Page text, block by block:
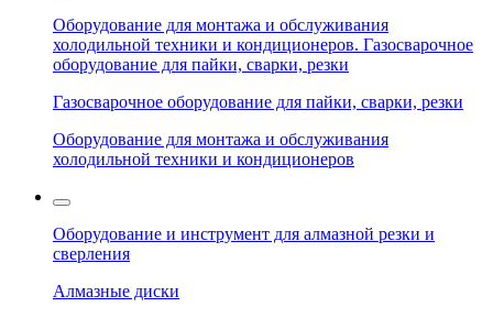
Оборудование для монтажа и обслуживания
холодильной техники и кондиционеров. Газосварочное
оборудование для пайки, сварки, резки
Газосварочное оборудование для пайки, сварки, резки
Оборудование для монтажа и обслуживания
холодильной техники и кондиционеров
Оборудование и инструмент для алмазной резки и
сверления
Алмазные диски